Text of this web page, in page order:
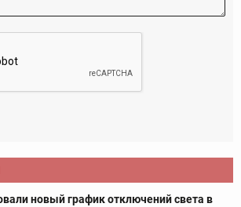
новый график отключений света в